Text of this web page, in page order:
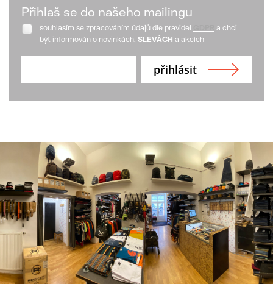
Přihlaš se do našeho mailingu
souhlasím se zpracováním údajů dle pravidel
a chci
být informován o novinkách, SLEVÁCH a akcích